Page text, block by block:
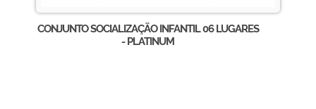
CONJUNTO SOCIALIZAÇÃO INFANTIL 06 LUGARES
- PLATINUM